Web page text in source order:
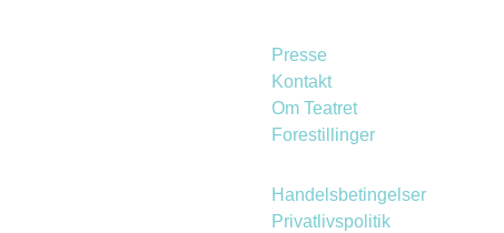
Presse
Kontakt
Om Teatret
Forestillinger
Handelsbetingelser
Privatlivspolitik